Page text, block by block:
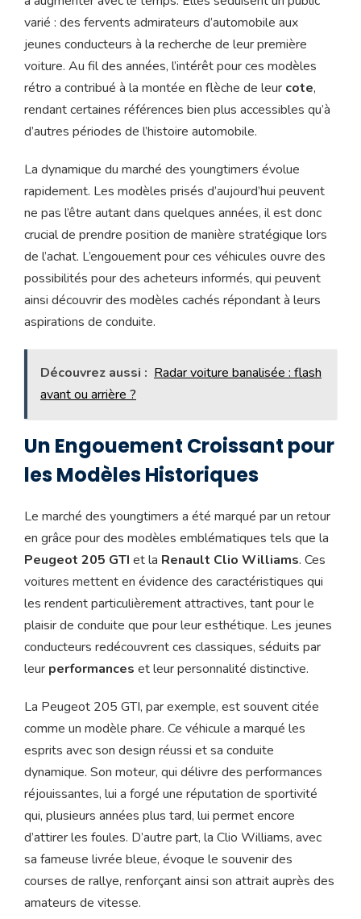
varié : des fervents admirateurs d’automobile aux
jeunes conducteurs à la recherche de leur première
voiture. Au fil des années, l’intérêt pour ces modèles
rétro a contribué à la montée en flèche de leur cote,
rendant certaines références bien plus accessibles qu’à
d’autres périodes de l’histoire automobile.
La dynamique du marché des youngtimers évolue
rapidement. Les modèles prisés d’aujourd’hui peuvent
ne pas l’être autant dans quelques années, il est donc
crucial de prendre position de manière stratégique lors
de l’achat. L’engouement pour ces véhicules ouvre des
possibilités pour des acheteurs informés, qui peuvent
ainsi découvrir des modèles cachés répondant à leurs
aspirations de conduite.
Découvrez aussi : Radar voiture banalisée : flash
avant ou arrière ?
Un Engouement Croissant pour
les Modèles Historiques
Le marché des youngtimers a été marqué par un retour
en grâce pour des modèles emblématiques tels que la
Peugeot 205 GTI et la Renault Clio Williams. Ces
voitures mettent en évidence des caractéristiques qui
les rendent particulièrement attractives, tant pour le
plaisir de conduite que pour leur esthétique. Les jeunes
conducteurs redécouvrent ces classiques, séduits par
leur performances et leur personnalité distinctive.
La Peugeot 205 GTI, par exemple, est souvent citée
comme un modèle phare. Ce véhicule a marqué les
esprits avec son design réussi et sa conduite
dynamique. Son moteur, qui délivre des performances
réjouissantes, lui a forgé une réputation de sportivité
qui, plusieurs années plus tard, lui permet encore
d’attirer les foules. D’autre part, la Clio Williams, avec
sa fameuse livrée bleue, évoque le souvenir des
courses de rallye, renforçant ainsi son attrait auprès des
amateurs de vitesse.